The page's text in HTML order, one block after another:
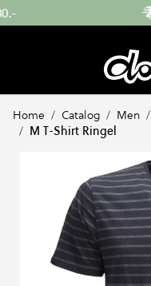
Skip to Content ENVOI
Home / Catalog / Men /
/ M T-Shirt Ringel